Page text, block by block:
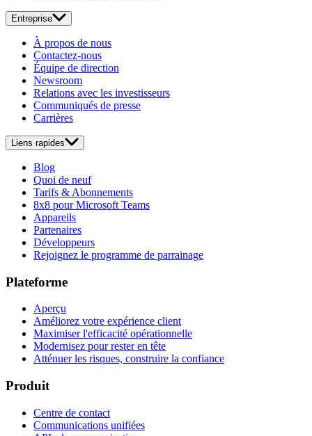
Entreprise
À propos de nous
Contactez-nous
Équipe de direction
Newsroom
Relations avec les investisseurs
Communiqués de presse
Carrières
Liens rapides
Blog
Quoi de neuf
Tarifs & Abonnements
8x8 pour Microsoft Teams
Appareils
Partenaires
Développeurs
Rejoignez le programme de parrainage
Plateforme
Aperçu
Améliorez votre expérience client
Maximiser l'efficacité opérationnelle
Modernisez pour rester en tête
Atténuer les risques, construire la confiance
Produit
Centre de contact
Communications unifiées